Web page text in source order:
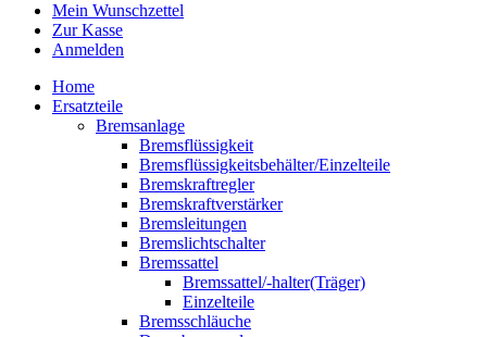
Mein Wunschzettel
Zur Kasse
Anmelden
Home
Ersatzteile
Bremsanlage
Bremsflüssigkeit
Bremsflüssigkeitsbehälter/Einzelteile
Bremskraftregler
Bremskraftverstärker
Bremsleitungen
Bremslichtschalter
Bremssattel
Bremssattel/-halter(Träger)
Einzelteile
Bremsschläuche